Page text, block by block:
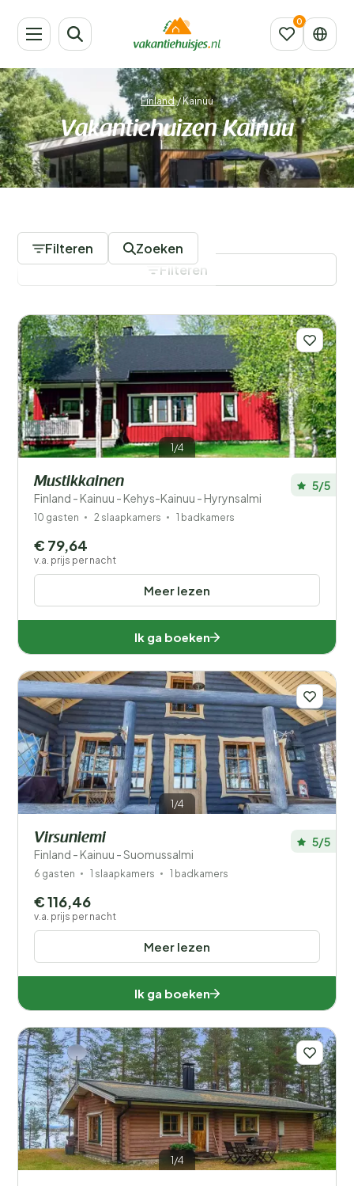
Finland/Kainuu
Vakantiehuizen Kainuu
Filteren Zoeken
Je vakantie
Kies reisdata en je gezelschap
Wanneer?
Plaatsen
Prijs
Populaire filters
Voorzieningen
Wellness
Filters opslaan
Filteren
1/4
Mustikkainen
Finland - Kainuu - Kehys-Kainuu - Hyrynsalmi
5/5
10 gasten 2 slaapkamers 1 badkamers
Meer lezen
€ 79,64
v.a. prijs per nacht
Ik ga boeken
1/4
Virsuniemi
Finland - Kainuu - Suomussalmi
5/5
6 gasten 1 slaapkamers 1 badkamers
Meer lezen
€ 116,46
v.a. prijs per nacht
Ik ga boeken
1/4